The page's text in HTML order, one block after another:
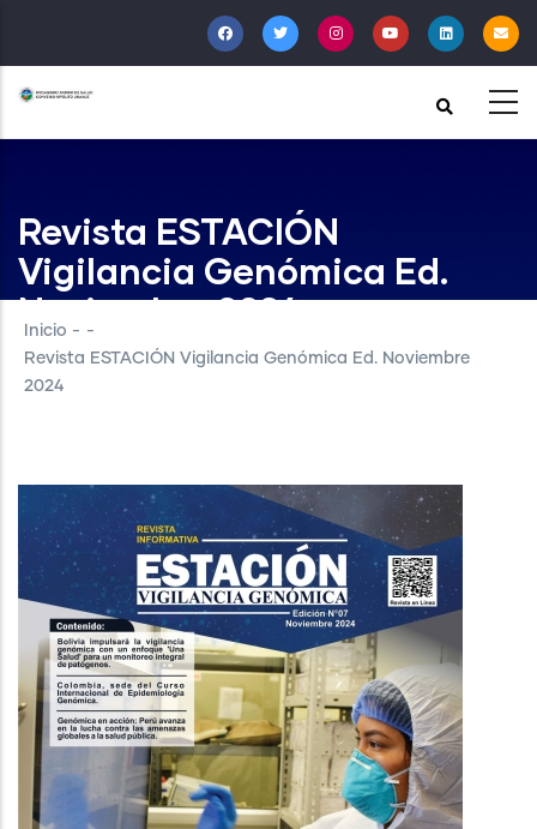
al
contenido
principal
Revista ESTACIÓN
Vigilancia Genómica Ed.
Noviembre 2024
Inicio - -
Revista ESTACIÓN Vigilancia Genómica Ed. Noviembre
2024